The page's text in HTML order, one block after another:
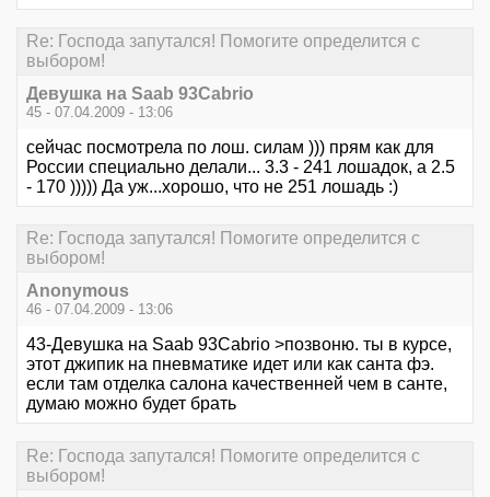
Re: Господа запутался! Помогите определится с
выбором!
Девушка на Saab 93Cabrio
45 - 07.04.2009 - 13:06
сейчас посмотрела по лош. силам ))) прям как для
России специально делали... 3.3 - 241 лошадок, а 2.5
- 170 ))))) Да уж...хорошо, что не 251 лошадь :)
Re: Господа запутался! Помогите определится с
выбором!
Anonymous
46 - 07.04.2009 - 13:06
43-Девушка на Saab 93Cabrio >позвоню. ты в курсе,
этот джипик на пневматике идет или как санта фэ.
если там отделка салона качественней чем в санте,
думаю можно будет брать
Re: Господа запутался! Помогите определится с
выбором!